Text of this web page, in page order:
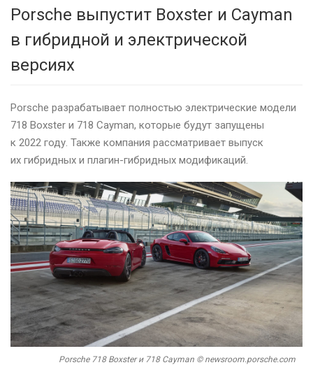
Porsche выпустит Boxster и Cayman
в гибридной и электрической
версиях
Porsche разрабатывает полностью электрические модели
718 Boxster и 718 Cayman, которые будут запущены
к 2022 году. Также компания рассматривает выпуск
их гибридных и плагин-гибридных модификаций.
Porsche 718 Boxster и 718 Cayman © newsroom.porsche.com